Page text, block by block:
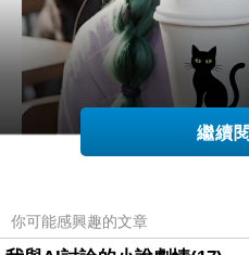
繼續
你可能感興趣的文章